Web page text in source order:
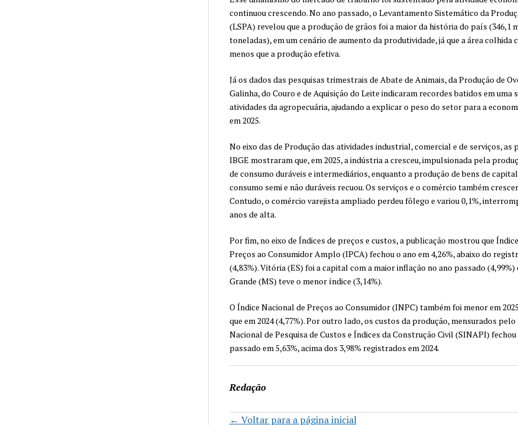
continuou crescendo. No ano passado, o Levantamento Sistemático da
(LSPA) revelou que a produção de grãos foi a maior da história do país (346,1
toneladas), em um cenário de aumento da produtividade, já que a área colhida
menos que a produção efetiva.
Já os dados das pesquisas trimestrais de Abate de Animais, da Produção de
Galinha, do Couro e de Aquisição do Leite indicaram recordes batidos em uma
atividades da agropecuária, ajudando a explicar o peso do setor para a
em 2025.
No eixo das de Produção das atividades industrial, comercial e de serviços, as
IBGE mostraram que, em 2025, a indústria a cresceu, impulsionada pela
de consumo duráveis e intermediários, enquanto a produção de bens de capital
consumo semi e não duráveis recuou. Os serviços e o comércio também
Contudo, o comércio varejista ampliado perdeu fôlego e variou 0,1%,
anos de alta.
Por fim, no eixo de Índices de preços e custos, a publicação mostrou que
Preços ao Consumidor Amplo (IPCA) fechou o ano em 4,26%, abaixo do
(4,83%). Vitória (ES) foi a capital com a maior inflação no ano passado (4,99%)
Grande (MS) teve o menor índice (3,14%).
O Índice Nacional de Preços ao Consumidor (INPC) também foi menor em
que em 2024 (4,77%). Por outro lado, os custos da produção, mensurados pelo
Nacional de Pesquisa de Custos e Índices da Construção Civil (SINAPI) fechou
passado em 5,63%, acima dos 3,98% registrados em 2024.
Redação
← Voltar para a página inicial